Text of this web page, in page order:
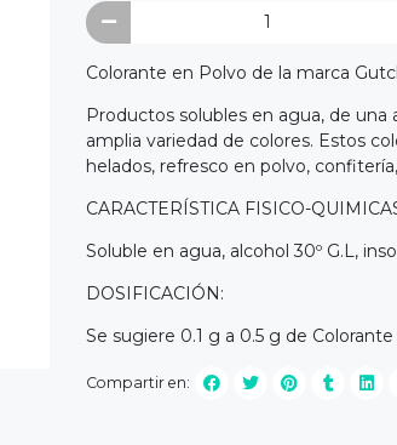
Colorante en Polvo de la marca
Productos solubles en agua, de
amplia variedad de colores. Estos
helados, refresco en polvo,
CARACTERÍSTICA FISICO-
Soluble en agua, alcohol 30º G.L,
DOSIFICACIÓN:
Se sugiere 0.1 g a 0.5 g de
Compartir en: